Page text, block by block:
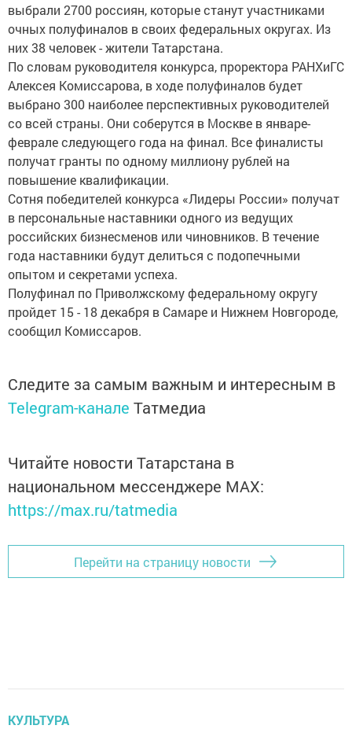
выбрали 2700 россиян, которые станут участниками
очных полуфиналов в своих федеральных округах. Из
них 38 человек - жители Татарстана.
По словам руководителя конкурса, проректора РАНХиГС
Алексея Комиссарова, в ходе полуфиналов будет
выбрано 300 наиболее перспективных руководителей
со всей страны. Они соберутся в Москве в январе-
феврале следующего года на финал. Все финалисты
получат гранты по одному миллиону рублей на
повышение квалификации.
Сотня победителей конкурса «Лидеры России» получат
в персональные наставники одного из ведущих
российских бизнесменов или чиновников. В течение
года наставники будут делиться с подопечными
опытом и секретами успеха.
Полуфинал по Приволжскому федеральному округу
пройдет 15 - 18 декабря в Самаре и Нижнем Новгороде,
сообщил Комиссаров.
Следите за самым важным и интересным в
Telegram-канале Татмедиа
Читайте новости Татарстана в
национальном мессенджере MАХ:
https://max.ru/tatmedia
Перейти на страницу новости
КУЛЬТУРА